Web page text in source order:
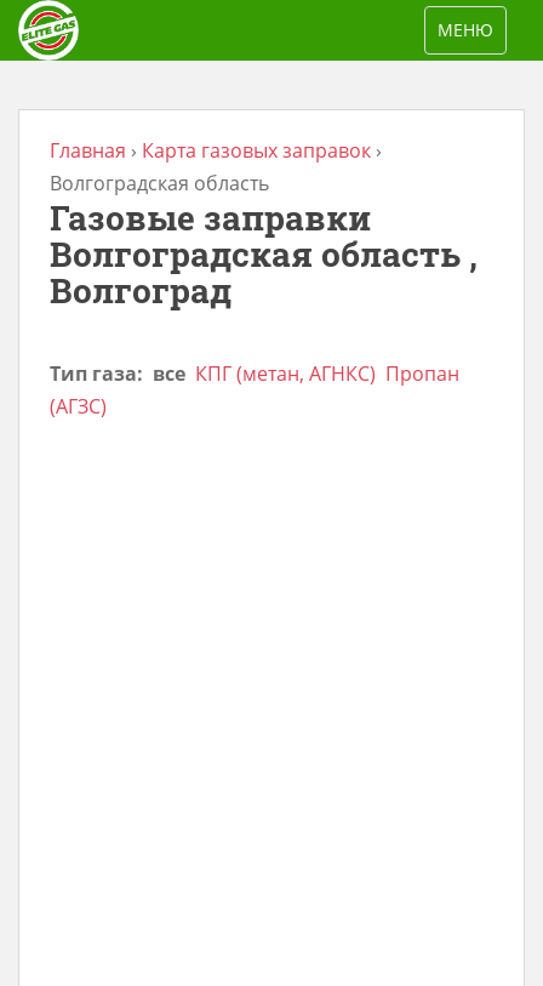
TOGGLE
МЕНЮ
Главная › Карта газовых заправок ›
Волгоградская область
Газовые заправки
Волгоградская область ,
Волгоград
Тип газа: все КПГ (метан, АГНКС) Пропан
(АГЗС)